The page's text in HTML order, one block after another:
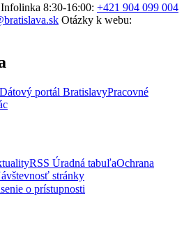
Infolinka 8:30-16:00: +421 904 099 004
Otázky k webu:
Dátový portál BratislavyPracovné
RSS Úradná tabuľaOchrana
stránky
o prístupnosti